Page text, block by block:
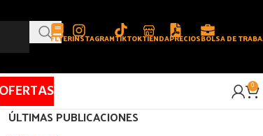
FLYERINSTAGRAMTIKTOKTIENDAPRECIOSBOLSA DE
OFERTAS 0
ÚLTIMAS PUBLICACIONES